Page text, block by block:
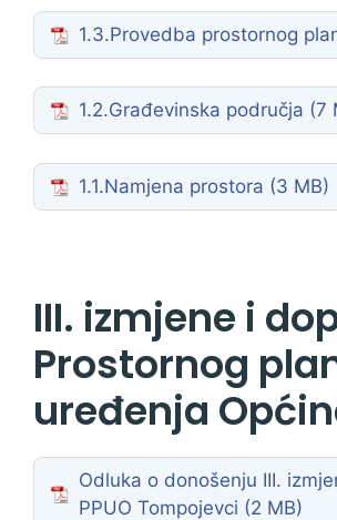
1.3.Provedba prostornog
1.2.Građevinska područja
1.1.Namjena prostora
III. izmjene i
Prostornog
uređenja
Odluka o donošenju III.
PPUO Tompojevci